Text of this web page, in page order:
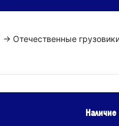
→ Отечественные
Наличие